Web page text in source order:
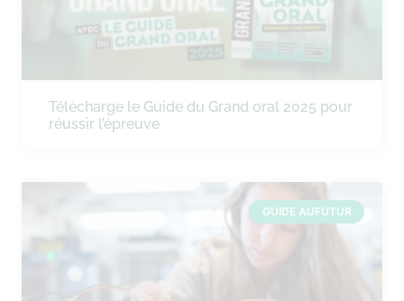
Télécharge le Guide du Grand oral 2025 pour
réussir l’épreuve
GUIDE AUFUTUR